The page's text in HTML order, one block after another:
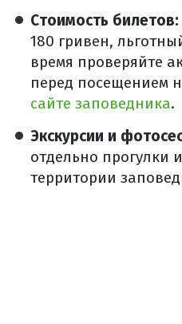
Стоимость билетов:
180 гривен,
время проверяйте
перед посещением
сайте заповедника.
Экскурсии и
отдельно прогулки
территории